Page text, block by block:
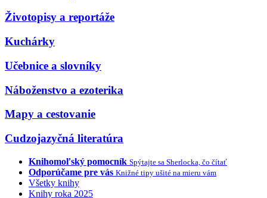
Životopisy a reportáže
Kuchárky
Učebnice a slovníky
Náboženstvo a ezoterika
Mapy a cestovanie
Cudzojazyčná literatúra
Knihomoľský pomocník Spýtajte sa Sherlocka, čo čítať
Odporúčame pre vás Knižné tipy ušité na mieru vám
Všetky knihy
Knihy roka 2025